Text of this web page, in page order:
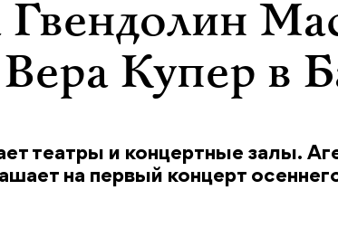
Купер в
театры и концертные залы.
на первый концерт